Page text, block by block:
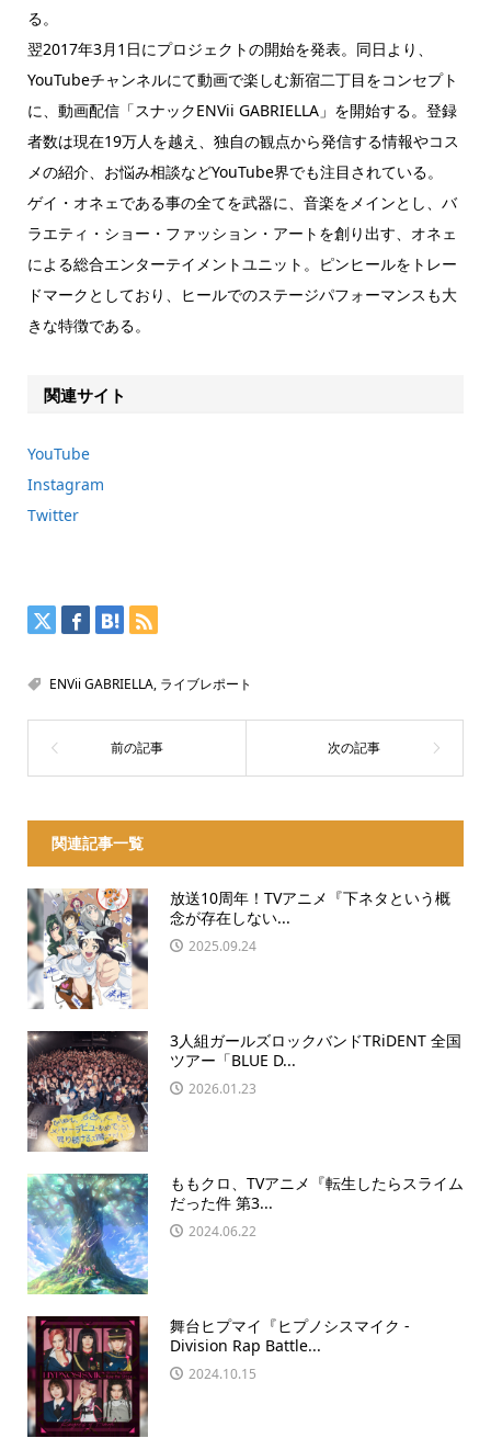
る。
翌2017年3月1日にプロジェクトの開始を発表。同日より、
YouTubeチャンネルにて動画で楽しむ新宿二丁目をコンセプト
に、動画配信「スナックENVii GABRIELLA」を開始する。登録
者数は現在19万人を越え、独自の観点から発信する情報やコス
メの紹介、お悩み相談などYouTube界でも注目されている。
ゲイ・オネェである事の全てを武器に、音楽をメインとし、バ
ラエティ・ショー・ファッション・アートを創り出す、オネェ
による総合エンターテイメントユニット。ピンヒールをトレー
ドマークとしており、ヒールでのステージパフォーマンスも大
きな特徴である。
関連サイト
YouTube
Instagram
Twitter
ENVii GABRIELLA, ライブレポート
関連記事一覧
放送10周年！TVアニメ『下ネタという概
念が存在しない...
2025.09.24
3人組ガールズロックバンドTRiDENT 全国
ツアー「BLUE D...
2026.01.23
ももクロ、TVアニメ『転生したらスライム
だった件 第3...
2024.06.22
舞台ヒプマイ『ヒプノシスマイク -
Division Rap Battle...
2024.10.15